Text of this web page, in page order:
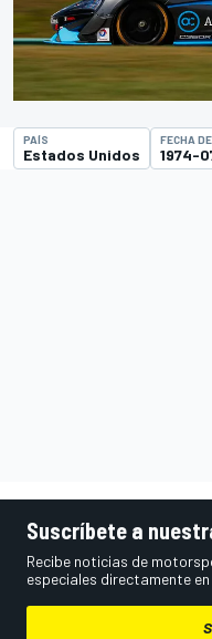
PAÍS
Estados Unidos
FECHA
1974-
Suscríbete a
Recibe noticias de
especiales directamente